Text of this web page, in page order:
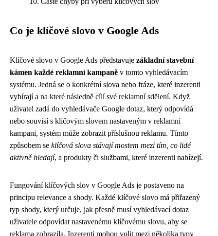
Co je klíčové slovo v Google Ads
Klíčové slovo v Google Ads představuje základní stavební
kámen každé reklamní kampaně v tomto vyhledávacím
systému. Jedná se o konkrétní slova nebo fráze, které inzerenti
vybírají a na které následně cílí své reklamní sdělení. Když
uživatel zadá do vyhledávače Google dotaz, který odpovídá
nebo souvisí s klíčovým slovem nastaveným v reklamní
kampani, systém může zobrazit příslušnou reklamu. Tímto
způsobem se klíčová slova stávají mostem mezi tím, co lidé
aktivně hledají, a produkty či službami, které inzerenti nabízejí.
Fungování klíčových slov v Google Ads je postaveno na
principu relevance a shody. Každé klíčové slovo má přiřazený
typ shody, který určuje, jak přesně musí vyhledávací dotaz
uživatele odpovídat nastavenému klíčovému slovu, aby se
reklama zobrazila. Inzerenti mohou volit mezi několika typy